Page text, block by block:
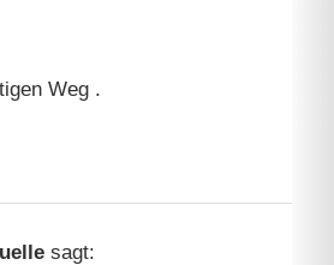
Weg .
sagt: